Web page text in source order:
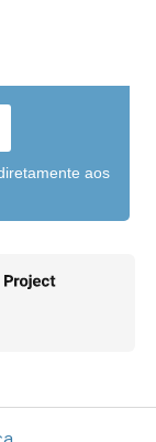
aos